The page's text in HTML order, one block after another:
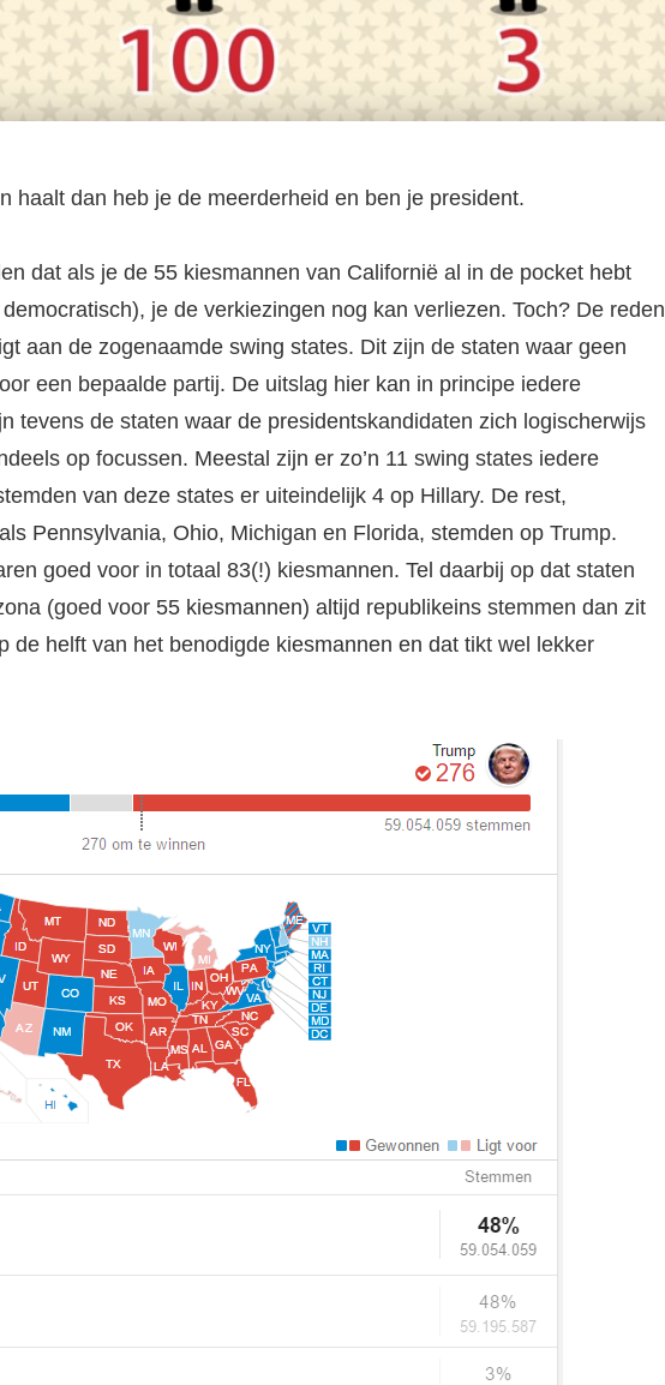
haalt dan heb je de meerderheid en ben je president.
dat als je de 55 kiesmannen van Californië al in de pocket hebt
je de verkiezingen nog kan verliezen. Toch? De reden
aan de zogenaamde swing states. Dit zijn de staten waar geen
een bepaalde partij. De uitslag hier kan in principe iedere
tevens de staten waar de presidentskandidaten zich logischerwijs
op focussen. Meestal zijn er zo’n 11 swing states iedere
van deze states er uiteindelijk 4 op Hillary. De rest,
Pennsylvania, Ohio, Michigan en Florida, stemden op Trump.
goed voor in totaal 83(!) kiesmannen. Tel daarbij op dat staten
(goed voor 55 kiesmannen) altijd republikeins stemmen dan zit
de helft van het benodigde kiesmannen en dat tikt wel lekker